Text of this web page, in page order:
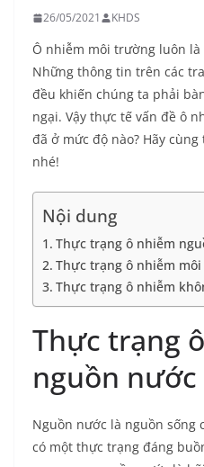
26/05/2021 KHDS
Ô nhiễm môi trường luôn là
Những thông tin trên các
đều khiến chúng ta phải
ngại. Vậy thực tế vấn đề ô
đã ở mức độ nào? Hãy
nhé!
Nội dung
Thực trạng ô nhiễm
Thực trạng ô nhiễm
Thực trạng ô nhiễm
Thực trạng
nguồn nước
Nguồn nước là nguồn sống
có một thực trạng đáng